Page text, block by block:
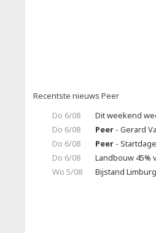
Recentste nieuws Peer
Do 6/08
Dit weekend
Do 6/08
Peer - Gerard
Do 6/08
Peer -
Do 6/08
Landbouw 45%
Wo 5/08
Bijstand